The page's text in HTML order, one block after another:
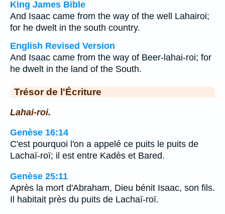
King James Bible
And Isaac came from the way of the well Lahairoi;
for he dwelt in the south country.
English Revised Version
And Isaac came from the way of Beer-lahai-roi; for
he dwelt in the land of the South.
Trésor de l'Écriture
Lahai-roi.
Genèse 16:14
C'est pourquoi l'on a appelé ce puits le puits de
Lachaï-roï; il est entre Kadès et Bared.
Genèse 25:11
Après la mort d'Abraham, Dieu bénit Isaac, son fils.
Il habitait près du puits de Lachaï-roï.